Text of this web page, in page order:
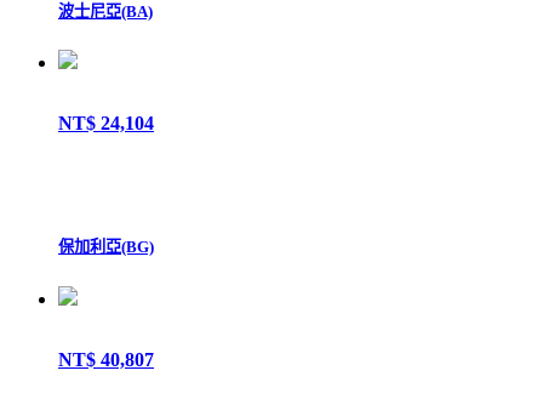
波士尼亞(BA)
NT$ 24,104
保加利亞(BG)
NT$ 40,807